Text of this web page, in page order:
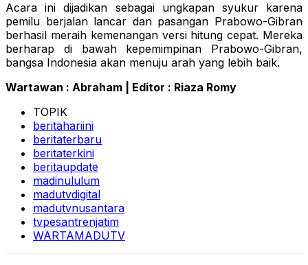
Acara ini dijadikan sebagai ungkapan syukur karena
pemilu berjalan lancar dan pasangan Prabowo-Gibran
berhasil meraih kemenangan versi hitung cepat. Mereka
berharap di bawah kepemimpinan Prabowo-Gibran,
bangsa Indonesia akan menuju arah yang lebih baik.
Wartawan : Abraham | Editor : Riaza Romy
TOPIK
beritahariini
beritaterbaru
beritaterkini
beritaupdate
madinululum
madutvdigital
madutvnusantara
tvpesantrenjatim
WARTAMADUTV